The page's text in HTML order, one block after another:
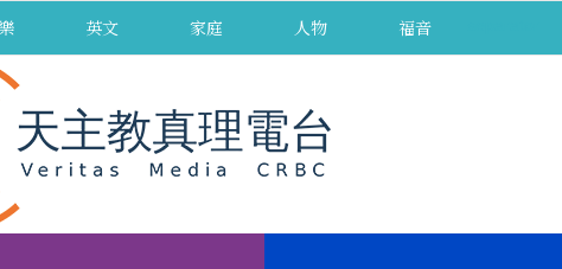
英文 家庭 人物 福音